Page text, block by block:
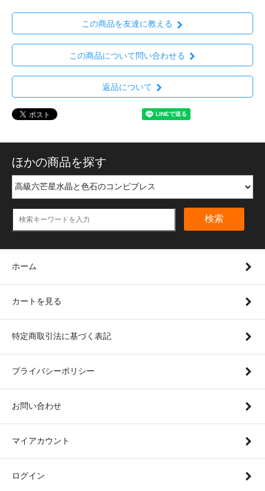
この商品を友達に教える
この商品について問い合わせる
返品について
ほかの商品を探す
検索
ホーム
カートを見る
特定商取引法に基づく表記
プライバシーポリシー
お問い合わせ
マイアカウント
ログイン